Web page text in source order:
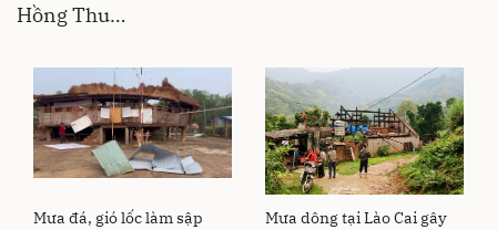
Hồng Thu…
Mưa đá, gió lốc làm sập
Mưa dông tại Lào Cai gây